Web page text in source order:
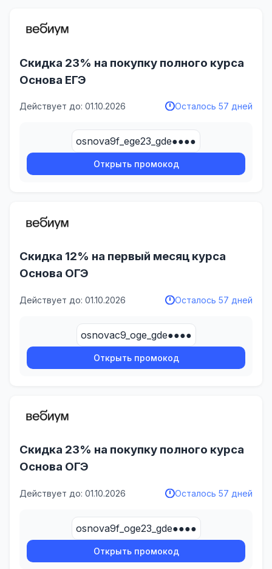
Скидка 23% на покупку полного курса
Основа ЕГЭ
Действует до: 01.10.2026 Осталось 57 дней
osnova9f_ege23_gde●●●●
Открыть промокод
Скидка 12% на первый месяц курса
Основа ОГЭ
Действует до: 01.10.2026 Осталось 57 дней
osnovac9_oge_gde●●●●
Открыть промокод
Скидка 23% на покупку полного курса
Основа ОГЭ
Действует до: 01.10.2026 Осталось 57 дней
osnova9f_oge23_gde●●●●
Открыть промокод